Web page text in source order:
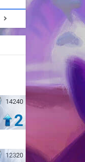
14240
2
12320